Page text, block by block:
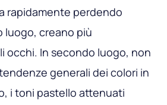
rapidamente perdendo
luogo, creano più
occhi. In secondo luogo, non
generali dei colori in
i toni pastello attenuati